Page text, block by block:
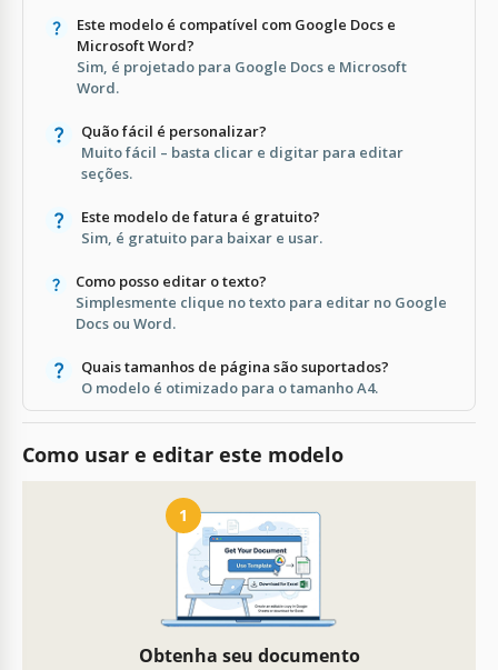
Este modelo é compatível com Google Docs e
Microsoft Word?
Sim, é projetado para Google Docs e Microsoft
Word.
Quão fácil é personalizar?
Muito fácil – basta clicar e digitar para editar
seções.
Este modelo de fatura é gratuito?
Sim, é gratuito para baixar e usar.
Como posso editar o texto?
Simplesmente clique no texto para editar no Google
Docs ou Word.
Quais tamanhos de página são suportados?
O modelo é otimizado para o tamanho A4.
Como usar e editar este modelo
1
Obtenha seu documento